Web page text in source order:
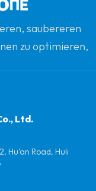
saubereren
zu optimieren,
und
Ltd.
Hu'an Road, Huli